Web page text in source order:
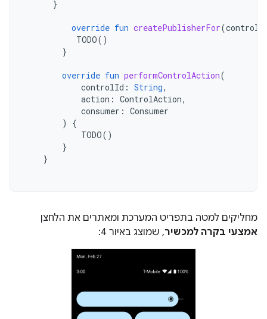
}
override fun createPublisherFor(
TODO()
}
override fun performControlAction(
controlId : String,
action : ControlAction,
consumer : Consumer
)
{
TODO()
}
}
מחליקים למטה בתפריט המערכת ומאתרים את הלחצן
אמצעי בקרה למכשיר, שמוצג באיור 4: